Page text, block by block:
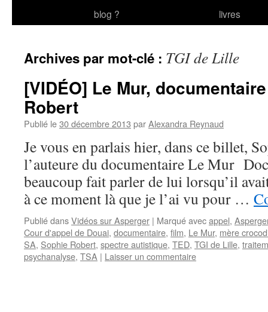
blog ?
livres
Archives par mot-clé : TGI de Lille
[VIDÉO] Le Mur,
Robert
Publié le30 décembre 2013 parAlexandra Reynaud
Je vous en parlais hier, dans ce billet,
l’auteure du documentaire Le Mur
beaucoup fait parler de lui lorsqu’il
à ce moment là que je l’ai vu pour …
Publié dansVidéos sur Asperger | Marqué avecappel,
Cour d'appel de Douai, documentaire, film, Le Mur, mère
SA, Sophie Robert, spectre autistique, TED, TGI de Lille,
psychanalyse, TSA | Laisser un commentaire